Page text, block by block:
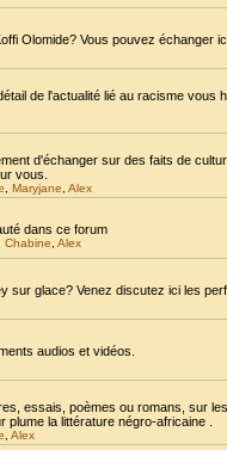
Olomide? Vous pouvez échanger
de l'actualité lié au racisme
d'échanger sur des faits de
vous.
Maryjane Alex
dans ce forum
Chabine Alex
sur glace? Venez discutez ici les
audios et vidéos.
essais, poèmes ou romans, sur
la littérature négro-africaine .
Alex